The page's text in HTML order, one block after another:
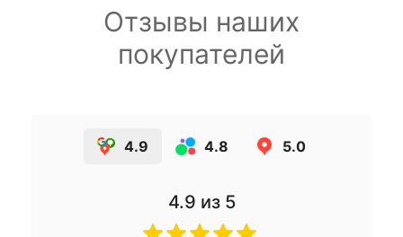
Отзывы наших
покупателей
4.9 4.8 5.0
4.9 из 5